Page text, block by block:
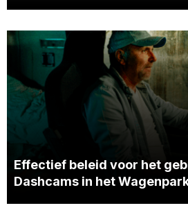
Effectief beleid voor het
Dashcams in het